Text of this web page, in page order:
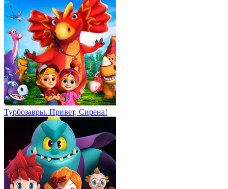
Турбозавры. Привет, Сирена!